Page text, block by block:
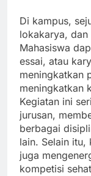
Di kampus,
lokakarya,
Mahasiswa
essai, atau
meningkatkan
meningkatkan
Kegiatan ini
jurusan,
berbagai
lain. Selain itu,
juga
kompetisi